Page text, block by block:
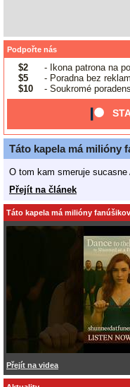
Podpořte nás
$2
- Ikona patrona na
$5
- Poradna bez reklam
$10
- Soukromé
Táto kapela má milióny
O tom kam smeruje sucasne
Přejít na článek
Táto kapela má milióny
Přejít na videa